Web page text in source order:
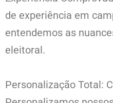
de experiência em
entendemos as
eleitoral.
Personalização Total: